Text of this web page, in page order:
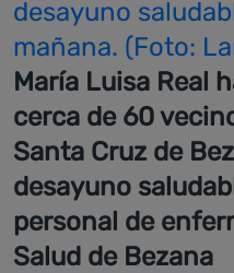
desayuno
mañana. (Foto:
María Luisa Real
cerca de 60
Santa Cruz de
desayuno
personal de
Salud de Bezana